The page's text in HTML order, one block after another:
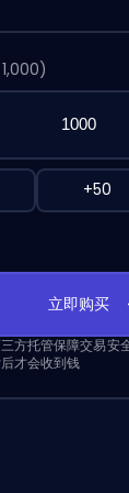
+50
立即购买
方托管保障交易
才会收到钱